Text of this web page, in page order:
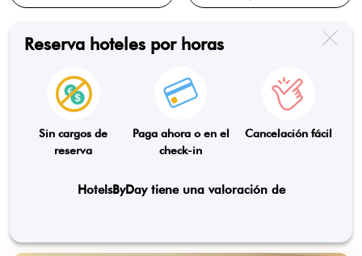
Reserva hoteles por horas
Sin cargos de
reserva
Paga ahora o en el
check-in
Cancelación fácil
HotelsByDay tiene una valoración de